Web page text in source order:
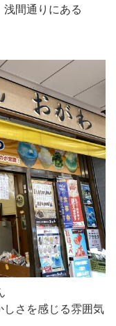
間通りにある
しさを感じる雰囲気